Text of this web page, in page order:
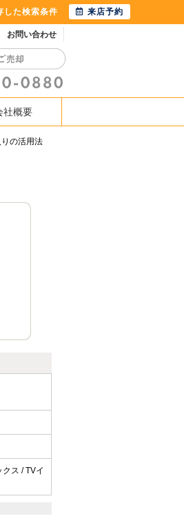
お問い合わせ
社概要
の活用法
ス / TVイ
した検索条件 来店予約